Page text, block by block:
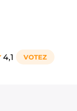
4,1